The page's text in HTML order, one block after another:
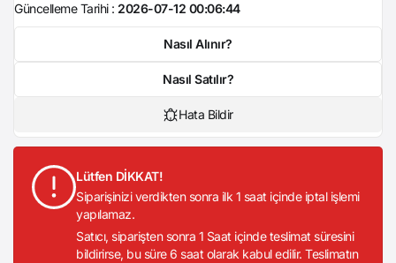
Güncelleme Tarihi : 2026-07-12 00:06:44
Nasıl Alınır?
Nasıl Satılır?
Hata Bildir
Lütfen DİKKAT!
Siparişinizi verdikten sonra ilk 1 saat içinde iptal işlemi
yapılamaz.
Satıcı, siparişten sonra 1 Saat içinde teslimat süresini
bildirirse, bu süre 6 saat olarak kabul edilir. Teslimatın